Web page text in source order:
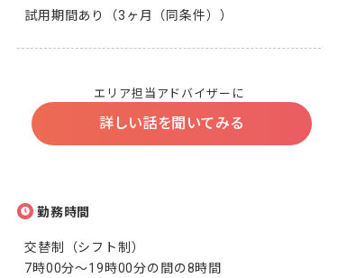
試用期間あり（3ヶ月（同条件））
エリア担当アドバイザーに
詳しい話を聞いてみる
勤務時間
交替制（シフト制）
7時00分〜19時00分の間の8時間